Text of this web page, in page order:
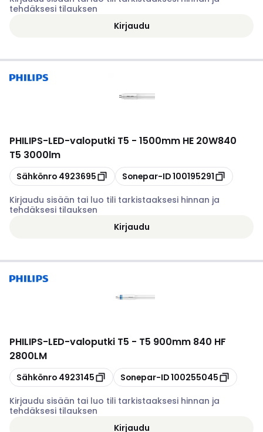
tehdäksesi tilauksen
Kirjaudu
PHILIPS-LED-valoputki T5 - 1500mm HE 20W840
T5 3000lm
Kopioi
Sähkönro 4923695 Kopioi
Sonepar-ID100195291
Kirjaudu sisään tai luo tili tarkistaaksesi hinnan ja
tehdäksesi tilauksen
Kirjaudu
PHILIPS-LED-valoputki T5 - T5 900mm 840 HF
2800LM
Kopioi
Sähkönro 4923145 Kopioi
Sonepar-ID100255045
Kirjaudu sisään tai luo tili tarkistaaksesi hinnan ja
tehdäksesi tilauksen
Kirjaudu